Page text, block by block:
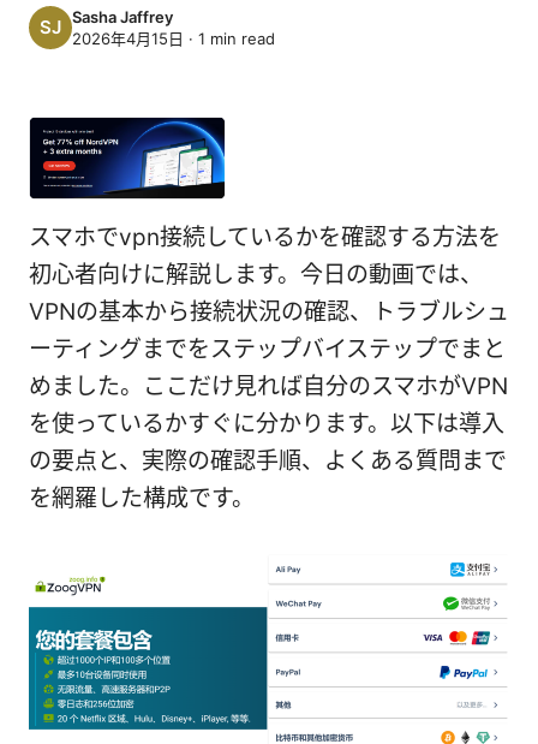
Sasha Jaffrey
2026年4月15日 · 1 min read
スマホでvpn接続しているかを確認する方法を
初心者向けに解説します。今日の動画では、
VPNの基本から接続状況の確認、トラブルシュ
ーティングまでをステップバイステップでまと
めました。ここだけ見れば自分のスマホがVPN
を使っているかすぐに分かります。以下は導入
の要点と、実際の確認手順、よくある質問まで
を網羅した構成です。